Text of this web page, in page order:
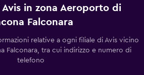
in zona Aeroporto di
Falconara
relative a ogni filiale di Avis vicino
Falconara, tra cui indirizzo e numero di
telefono